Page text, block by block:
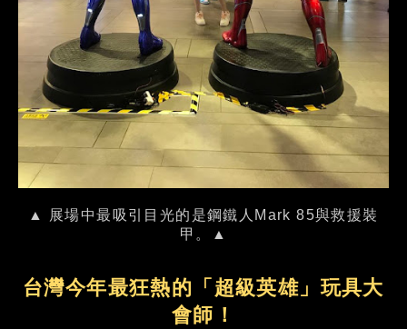
▲ 展場中最吸引目光的是鋼鐵人Mark 85與救援裝
甲。▲
台灣今年最狂熱的「超級英雄」玩具大
會師！